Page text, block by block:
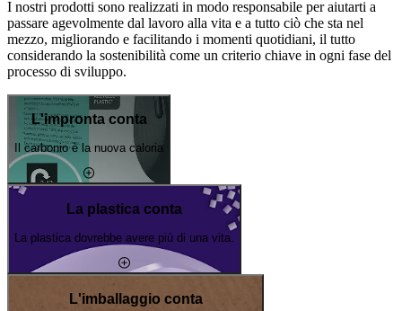
I nostri prodotti sono realizzati in modo responsabile per aiutarti a
passare agevolmente dal lavoro alla vita e a tutto ciò che sta nel
mezzo, migliorando e facilitando i momenti quotidiani, il tutto
considerando la sostenibilità come un criterio chiave in ogni fase del
processo di sviluppo.
L'impronta conta
Il carbonio è la nuova caloria
La plastica conta
La plastica dovrebbe avere più di una vita.
L'imballaggio conta